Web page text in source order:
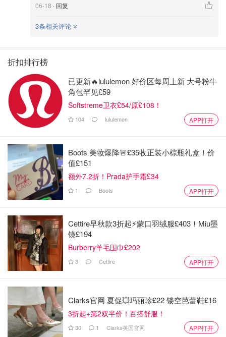
06-18 · 回复
3条相关评论
折扣排行榜
已更新🔥lululemon 好价区每周上新 大号粉牛
角包罕见£59
Softstreme卫衣£54/原£108！
104 lululemon APP打开
Boots 美妆爆降🚨£35收正装小棕瓶礼盒！价
值£151
额外7.2折！Prada护手霜£34
1 Boots APP打开
Cettire早秋款3折起⚡️蒙口羽绒服£403！Miu墨
镜£194
Burberry羊毛围巾£202
3 Cettire APP打开
Clarks官网 夏促💥玛丽珍£22 镂空芭蕾鞋£16
3折起+第2双半价！百搭舒服！
30 1 Clarks英国官网 APP打开